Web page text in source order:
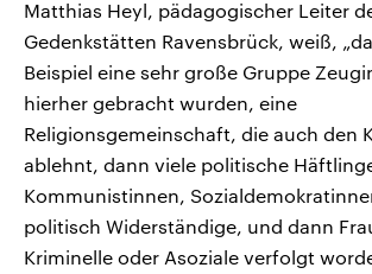
Matthias Heyl, pädagogischer Leiter
Gedenkstätten Ravensbrück, weiß,
Beispiel eine sehr große Gruppe
hierher gebracht wurden, eine
Religionsgemeinschaft, die auch den
ablehnt, dann viele politische
Kommunistinnen,
politisch Widerständige, und dann
Kriminelle oder Asoziale verfolgt